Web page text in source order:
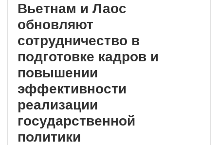
Вьетнам и Лаос
обновляют
сотрудничество в
подготовке кадров и
повышении
эффективности
реализации
государственной
политики